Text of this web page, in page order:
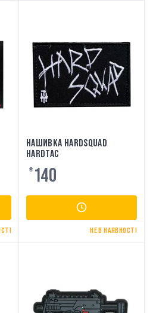
НАШИВКА HARDSQUAD
HARDTAC
₴ 140
НЕ В НАЯВНОСТІ